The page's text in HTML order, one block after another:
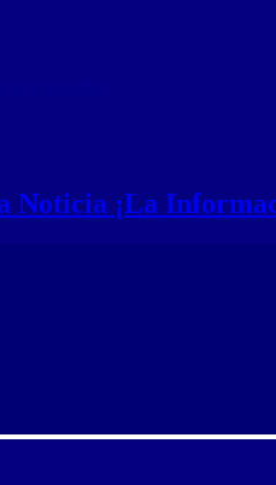
Noticia ¡La